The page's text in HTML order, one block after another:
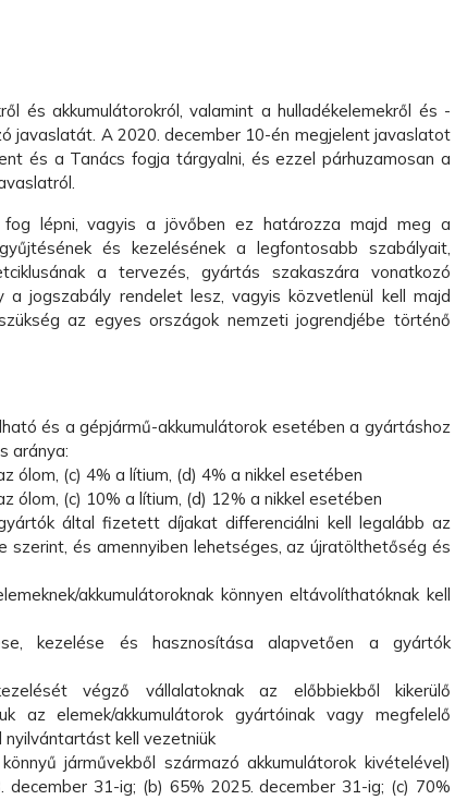
és akkumulátorokról, valamint a hulladékelemekről és -
javaslatát. A 2020. december 10-én megjelent javaslatot
és a Tanács fogja tárgyalni, és ezzel párhuzamosan a
lépni, vagyis a jövőben ez határozza majd meg a
és kezelésének a legfontosabb szabályait,
a tervezés, gyártás szakaszára vonatkozó
a jogszabály rendelet lesz, vagyis közvetlenül kell majd
az egyes országok nemzeti jogrendjébe történő
és a gépjármű-akkumulátorok esetében a gyártáshoz
aránya:
ólom, (c) 4% a lítium, (d) 4% a nikkel esetében
ólom, (c) 10% a lítium, (d) 12% a nikkel esetében
által fizetett díjakat differenciálni kell legalább az
szerint, és amennyiben lehetséges, az újratölthetőség és
akkumulátoroknak könnyen eltávolíthatóknak kell
kezelése és hasznosítása alapvetően a gyártók
végző vállalatoknak az előbbiekből kikerülő
az elemek/akkumulátorok gyártóinak vagy megfelelő
nyilvántartást kell vezetniük
járművekből származó akkumulátorok kivételével)
december 31-ig; (b) 65% 2025. december 31-ig; (c) 70%